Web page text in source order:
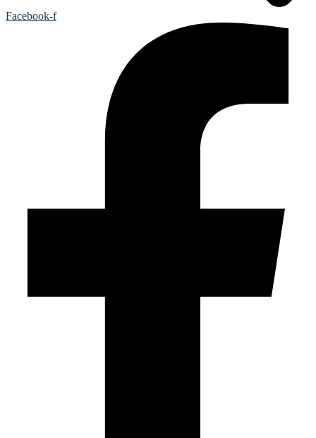
Facebook-f